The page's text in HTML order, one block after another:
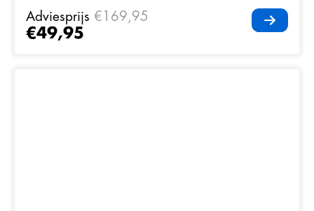
Adviesprijs €169,95
€49,95